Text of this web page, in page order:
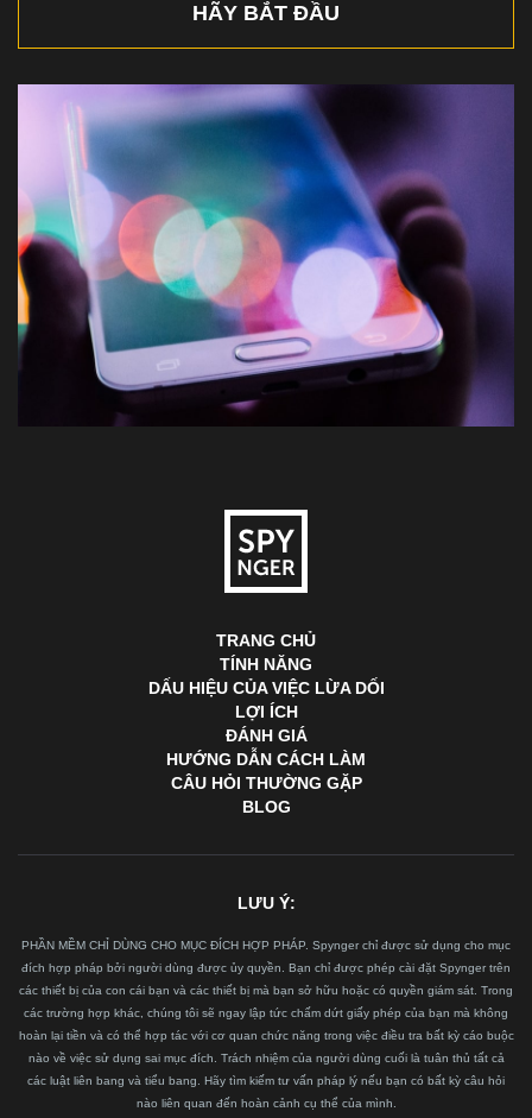
HÃY BẮT ĐẦU
TRANG CHỦ
TÍNH NĂNG
DẤU HIỆU CỦA VIỆC LỪA DỐI
LỢI ÍCH
ĐÁNH GIÁ
HƯỚNG DẪN CÁCH LÀM
CÂU HỎI THƯỜNG GẶP
BLOG
LƯU Ý:
PHẦN MỀM CHỈ DÙNG CHO MỤC ĐÍCH HỢP PHÁP. Spynger chỉ được sử dụng cho mục
đích hợp pháp bởi người dùng được ủy quyền. Bạn chỉ được phép cài đặt Spynger trên
các thiết bị của con cái bạn và các thiết bị mà bạn sở hữu hoặc có quyền giám sát. Trong
các trường hợp khác, chúng tôi sẽ ngay lập tức chấm dứt giấy phép của bạn mà không
hoàn lại tiền và có thể hợp tác với cơ quan chức năng trong việc điều tra bất kỳ cáo buộc
nào về việc sử dụng sai mục đích. Trách nhiệm của người dùng cuối là tuân thủ tất cả
các luật liên bang và tiểu bang. Hãy tìm kiếm tư vấn pháp lý nếu bạn có bất kỳ câu hỏi
nào liên quan đến hoàn cảnh cụ thể của mình.